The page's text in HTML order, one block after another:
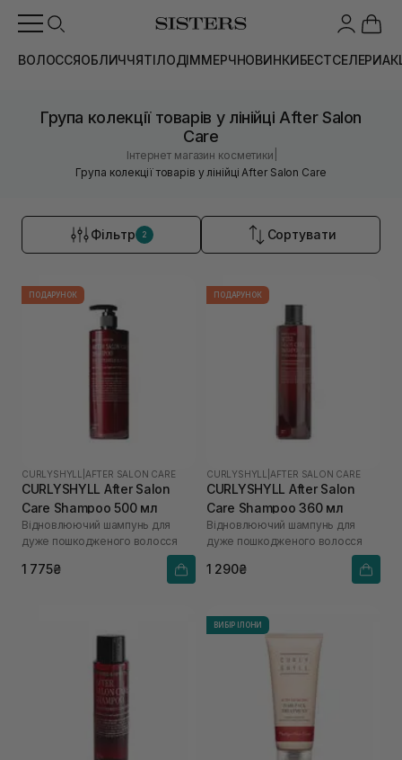
ВОЛОССЯОБЛИЧЧЯТІЛОДІММЕРЧНОВИНКИБЕСТСЕЛЕРИ
Група колекції товарів у лінійці After Salon
Care
Інтернет магазин косметики
Група колекції товарів у лінійці After Salon Care
Фільтр 2 Сортувати
ПОДАРУНОК
CURLYSHYLL AFTER SALON CARE
CURLYSHYLL After Salon
Care Shampoo 500 мл
Відновлюючий шампунь для
дуже пошкодженого волосся
1 775₴
ПОДАРУНОК
CURLYSHYLL AFTER SALON CARE
CURLYSHYLL After Salon
Care Shampoo 360 мл
Відновлюючий шампунь для
дуже пошкодженого волосся
1 290₴
ВИБІР ІЛОНИ